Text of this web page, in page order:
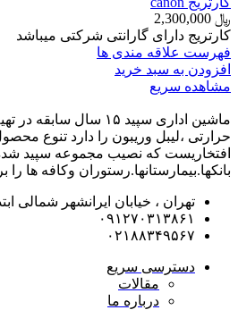
﷼
کارتریج دارای گارانتی شرکتی میباشد
فهرست علاقه مندی ها
افزودن به سبد خرید
مشاهده سریع
ماشین اداری سپید ۱۵ سال
حرارتی ،لیبل وریبون را دارد تنوع
افتخاریست که نصیب مجموعه سپید
بانکها.بیمارستانها.رستوران و‌کافه ها
تهران ، خیابان ایرانشهر شمالی
۰۹۱۲۷۰۳۱۳۸۶۱
۰۲۱۸۸۳۴۹۵۶۷
دسترسی سریع
مقالات
درباره ما